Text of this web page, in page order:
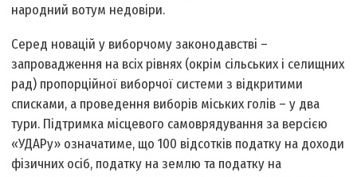
народний вотум недовіри.
Серед новацій у виборчому законодавстві –
запровадження на всіх рівнях (окрім сільських і селищних
рад) пропорційної виборчої системи з відкритими
списками, а проведення виборів міських голів – у два
тури. Підтримка місцевого самоврядування за версією
«УДАРу» означатиме, що 100 відсотків податку на доходи
фізичних осіб, податку на землю та податку на